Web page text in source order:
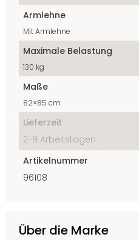
Armlehne
Mit Armlehne
Maximale Belastung
130 kg
Maße
82×85 cm
Lieferzeit
2-9 Arbeitstagen
Artikelnummer
96108
Über die Marke